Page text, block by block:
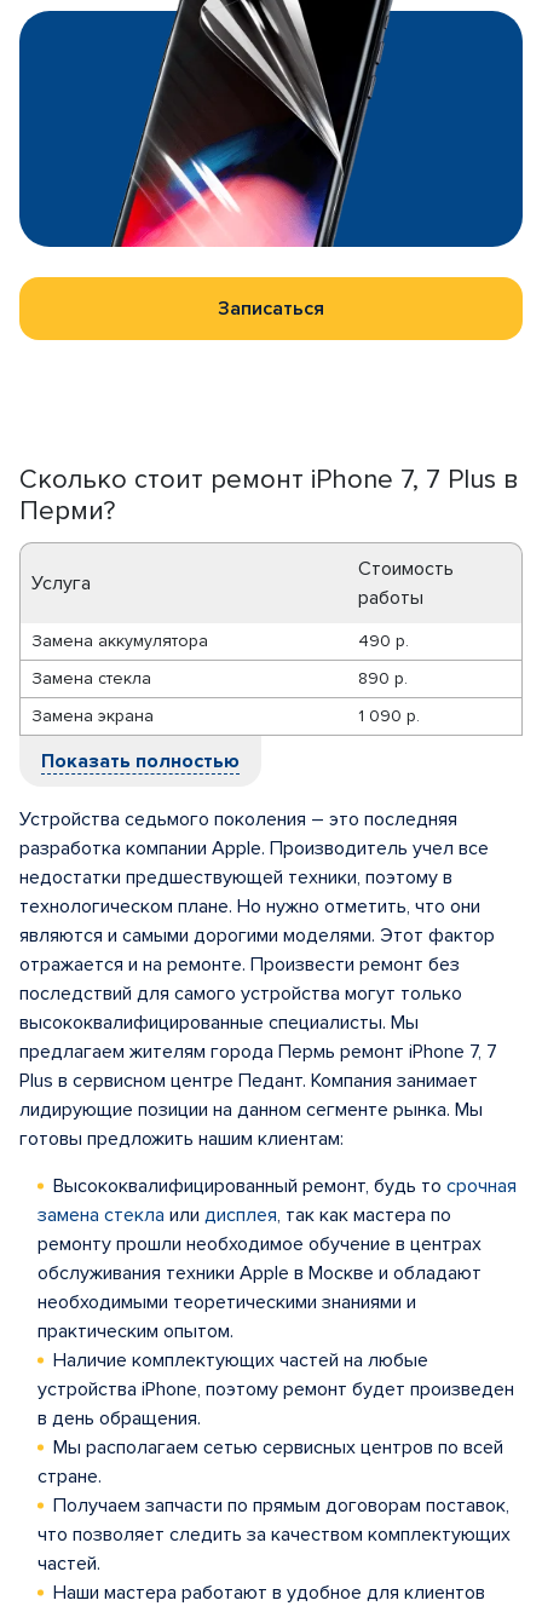
Записаться
Сколько стоит ремонт iPhone 7, 7 Plus в
Перми?
Услуга
Стоимость
работы
Замена аккумулятора
490 р.
Замена стекла
890 р.
Замена экрана
1 090 р.
Показать полностью
Устройства седьмого поколения – это последняя
разработка компании Apple. Производитель учел все
недостатки предшествующей техники, поэтому в
технологическом плане. Но нужно отметить, что они
являются и самыми дорогими моделями. Этот фактор
отражается и на ремонте. Произвести ремонт без
последствий для самого устройства могут только
высококвалифицированные специалисты. Мы
предлагаем жителям города Пермь ремонт iPhone 7, 7
Plus в сервисном центре Педант. Компания занимает
лидирующие позиции на данном сегменте рынка. Мы
готовы предложить нашим клиентам:
Высококвалифицированный ремонт, будь то срочная
замена стекла или дисплея, так как мастера по
ремонту прошли необходимое обучение в центрах
обслуживания техники Apple в Москве и обладают
необходимыми теоретическими знаниями и
практическим опытом.
Наличие комплектующих частей на любые
устройства iPhone, поэтому ремонт будет произведен
в день обращения.
Мы располагаем сетью сервисных центров по всей
стране.
Получаем запчасти по прямым договорам поставок,
что позволяет следить за качеством комплектующих
частей.
Наши мастера работают в удобное для клиентов